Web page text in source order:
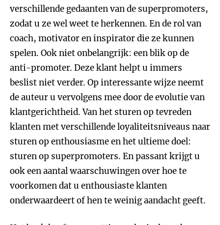
verschillende gedaanten van de superpromoters,
zodat u ze wel weet te herkennen. En de rol van
coach, motivator en inspirator die ze kunnen
spelen. Ook niet onbelangrijk: een blik op de
anti-promoter. Deze klant helpt u immers
beslist niet verder. Op interessante wijze neemt
de auteur u vervolgens mee door de evolutie van
klantgerichtheid. Van het sturen op tevreden
klanten met verschillende loyaliteitsniveaus naar
sturen op enthousiasme en het ultieme doel:
sturen op superpromoters. En passant krijgt u
ook een aantal waarschuwingen over hoe te
voorkomen dat u enthousiaste klanten
onderwaardeert of hen te weinig aandacht geeft.